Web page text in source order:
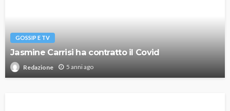
GOSSIP E TV
Jasmine Carrisi ha contratto il Covid
Redazione 5 anni ago